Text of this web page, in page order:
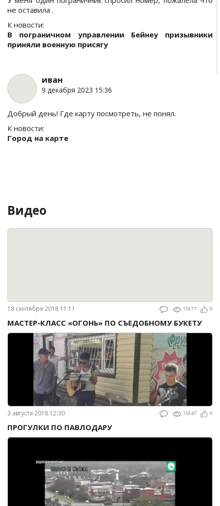
не оставила .
К новости:
В пограничном управлении Бейнеу призывники
приняли военную присягу
иван
9 декабря 2023 15:36
Добрый день! Где карту посмотреть, не понял.
К новости:
Город на карте
Видео
18 сентября 2018 11:11 15577 0
МАСТЕР-КЛАСС «ОГОНЬ» ПО СЪЕДОБНОМУ БУКЕТУ
3 августа 2018 12:30 15547 0
ПРОГУЛКИ ПО ПАВЛОДАРУ